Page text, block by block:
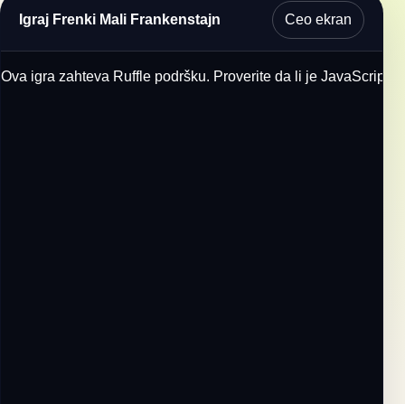
Igraj Frenki Mali Frankenstajn Ceo ekran
Ova igra zahteva Ruffle podršku. Proverite da li je JavaScript